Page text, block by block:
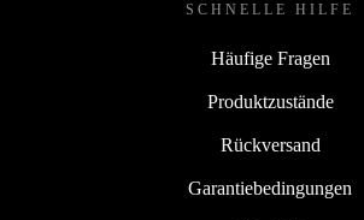
SCHNELLE HILFE
Häufige Fragen
Produktzustände
Rückversand
Garantiebedingungen